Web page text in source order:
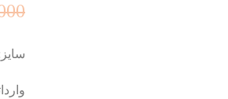
سایز: 30